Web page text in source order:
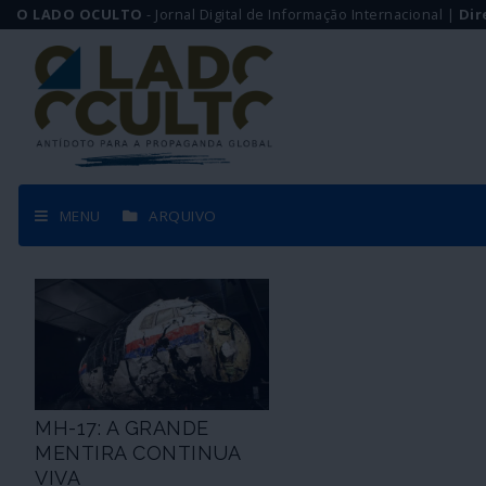
O LADO OCULTO - Jornal Digital de Informação Internacional |
MENU ARQUIVO
MH-17: A GRANDE
MENTIRA CONTINUA
VIVA